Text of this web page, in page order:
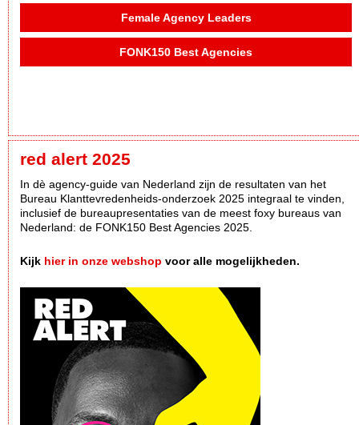
Female Agency Leaders
FONK150 Best Agencies
red alert 2025
In dè agency-guide van Nederland zijn de resultaten van het
Bureau Klanttevredenheids-onderzoek 2025 integraal te vinden,
inclusief de bureaupresentaties van de meest foxy bureaus van
Nederland: de FONK150 Best Agencies 2025.
Kijk hier in onze webshop voor alle mogelijkheden.